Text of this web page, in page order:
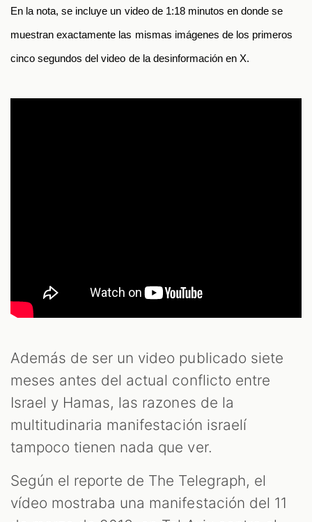
En la nota, se incluye un video de 1:18 minutos en donde se
muestran exactamente las mismas imágenes de los primeros
cinco segundos del video de la desinformación en X.
Además de ser un video publicado siete
meses antes del actual conflicto entre
Israel y Hamas, las razones de la
multitudinaria manifestación israelí
tampoco tienen nada que ver.
Según el reporte de The Telegraph, el
vídeo mostraba una manifestación del 11